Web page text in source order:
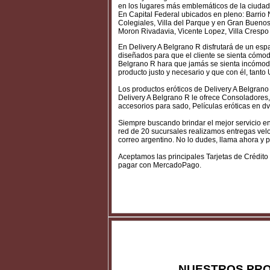
en los lugares más emblemáticos de la
En Capital Federal ubicados en pleno:
Colegiales, Villa del Parque y en Gran
Moron Rivadavia, Vicente Lopez, Villa Crespo
En Delivery A Belgrano R disfrutará de un
diseñados para que el cliente se sienta
Belgrano R hara que jamás se sienta
producto justo y necesario y que con él,
Los productos eróticos de Delivery A
Delivery A Belgrano R le ofrece
accesorios para sado, Películas eróticas en
Siempre buscando brindar el mejor servicio
red de 20 sucursales realizamos entregas
correo argentino. No lo dudes, llama ahora y
Aceptamos las principales Tarjetas de
pagar con MercadoPago.